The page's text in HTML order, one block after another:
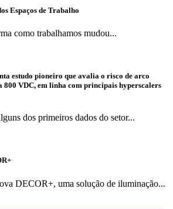
Espaços de Trabalho
como trabalhamos mudou...
estudo pioneiro que avalia o risco de arco
800 VDC, em linha com principais hyperscalers
dos primeiros dados do setor...
DECOR+, uma solução de iluminação...